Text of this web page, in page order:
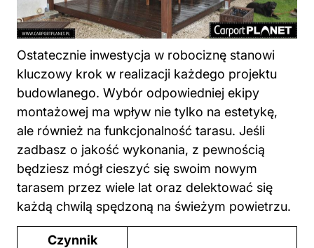
Ostatecznie inwestycja w robociznę stanowi
kluczowy krok w realizacji każdego projektu
budowlanego. Wybór odpowiedniej ekipy
montażowej ma wpływ nie tylko na estetykę,
ale również na funkcjonalność tarasu. Jeśli
zadbasz o jakość wykonania, z pewnością
będziesz mógł cieszyć się swoim nowym
tarasem przez wiele lat oraz delektować się
każdą chwilą spędzoną na świeżym powietrzu.
Czynnik